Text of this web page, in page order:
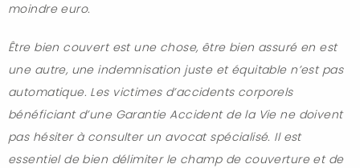
moindre euro.
Être bien couvert est une chose, être bien assuré en est
une autre, une indemnisation juste et équitable n’est pas
automatique. Les victimes d’accidents corporels
bénéficiant d’une Garantie Accident de la Vie ne doivent
pas hésiter à consulter un avocat spécialisé. Il est
essentiel de bien délimiter le champ de couverture et de